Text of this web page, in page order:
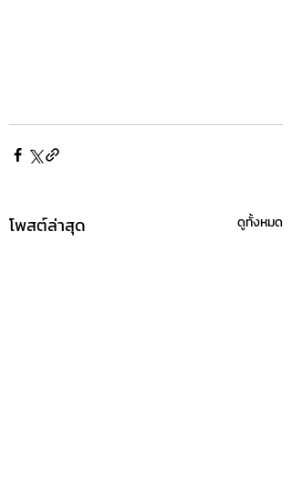
โพสต์ล่าสุด ดูทั้งหมด